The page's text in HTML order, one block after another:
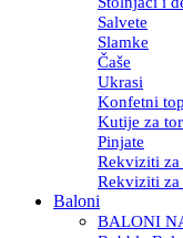
Salvete
Slamke
Čaše
Ukrasi
Konfetni
Kutije za
Pinjate
Rekviziti
Rekviziti za
Baloni
BALONI